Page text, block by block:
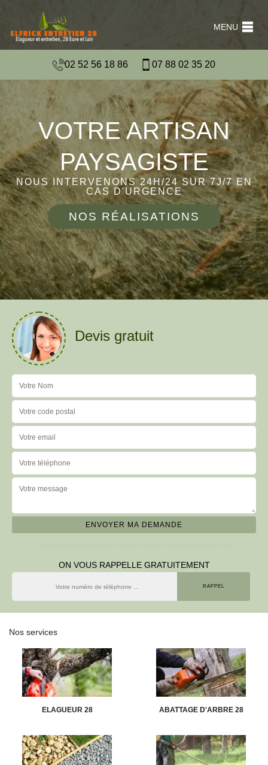
MENU
02 52 56 18 86 07 88 02 35 20
VOTRE ARTISAN
PAYSAGISTE
NOUS INTERVENONS 24H/24 SUR 7J/7 EN
CAS D'URGENCE
NOS RÉALISATIONS
Devis gratuit
ON VOUS RAPPELLE GRATUITEMENT
Nos services
ELAGUEUR 28 ABATTAGE D'ARBRE 28